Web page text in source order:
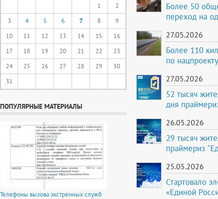
1
2
3
4 5 6 7 8
9
10
11 12 13 14 15
16
17
18 19 20 21 22
23
24
25 26 27 28 29
30
31
ПОПУЛЯРНЫЕ МАТЕРИАЛЫ
Телефоны вызова экстренных служб
Более 50
переход на
27.05.2026
Более 110
по
27.05.2026
52 тысяч
дня
26.05.2026
29 тысяч
праймериз
25.05.2026
Стартовало
«Единой